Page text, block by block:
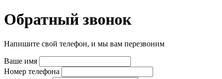
Обратный звонок
Напишите свой телефон, и мы вам перезвоним
Ваше имя
Номер телефона